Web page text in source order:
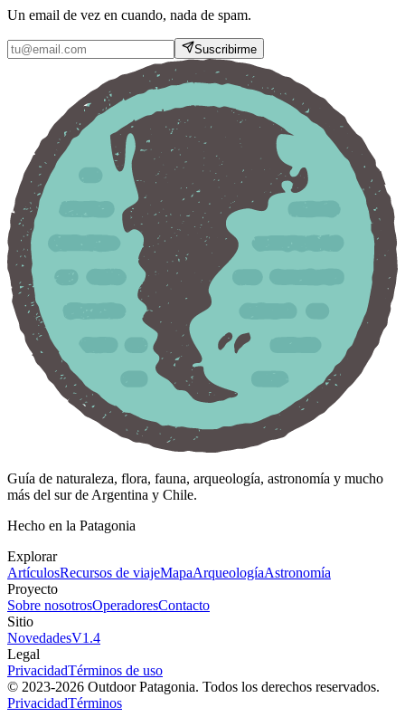
Un email de vez en cuando, nada de spam.
Suscribirme
Guía de naturaleza, flora, fauna, arqueología, astronomía y mucho
más del sur de Argentina y Chile.
Hecho en la Patagonia
Explorar
ArtículosRecursos de viajeMapaArqueologíaAstronomía
Proyecto
Sobre nosotrosOperadoresContacto
Sitio
NovedadesV1.4
Legal
PrivacidadTérminos de uso
© 2023-2026 Outdoor Patagonia. Todos los derechos reservados.
PrivacidadTérminos